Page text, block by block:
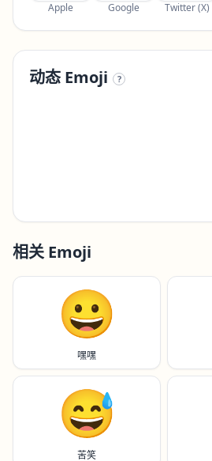
Apple Google Twitter (X)
动态 Emoji ?
相关 Emoji
😀
嘿嘿
😅
苦笑